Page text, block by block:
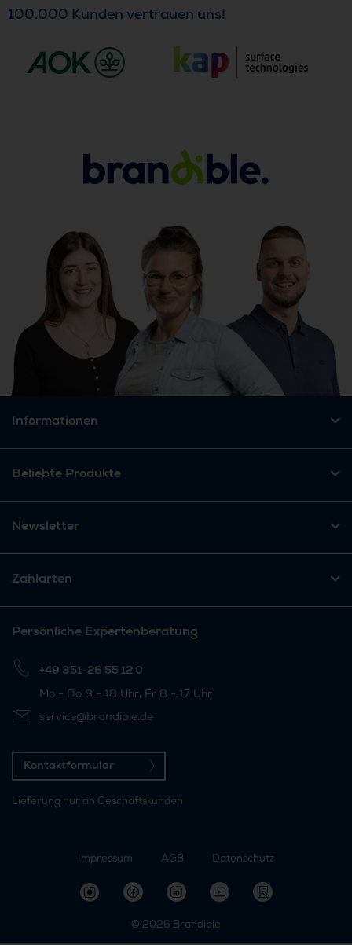
100.000 Kunden vertrauen uns!
Informationen
Beliebte Produkte
Newsletter
Zahlarten
Persönliche Expertenberatung
+49 351-26 55 12 0
Mo - Do 8 - 18 Uhr, Fr 8 - 17 Uhr
service@brandible.de
Kontaktformular
Lieferung nur an Geschäftskunden
Impressum AGB Datenschutz
© 2026 Brandible